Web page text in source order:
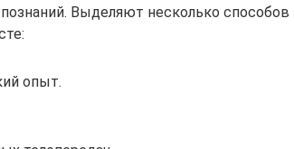
Выделяют несколько способов
опыт.